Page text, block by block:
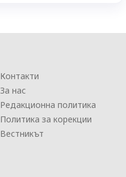
Контакти
За нас
Редакционна политика
Политика за корекции
Вестникът